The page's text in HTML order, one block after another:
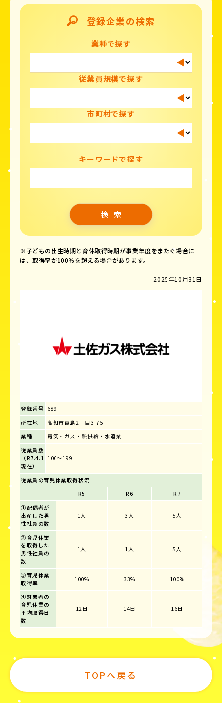
登録企業の検索
業種で探す
従業員規模で探す
市町村で探す
キーワードで探す
※子どもの出生時期と育休取得時期が事業年度をまたぐ場合に
は、取得率が100％を超える場合があります。
2025年10月31日
登録番号 689
所在地
高知市葛島2丁目3-75
業種
電気・ガス・熱供給・水道業
従業員数
（R7.4.1
現在）
100～199
従業員の育児休業取得状況
R5
R6
R7
①配偶者が
出産した男
性社員の数
1人 3人 5人
②育児休業
を取得した
男性社員の
数
1人 1人 5人
③育児休業
取得率
100% 33% 100%
④対象者の
育児休業の
平均取得日
数
12日 14日 16日
TOPへ戻る